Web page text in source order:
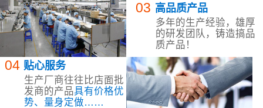
03 高品质产品
多年的生产经验，雄厚
的研发团队，铸造搞品
质产品！
04 贴心服务
生产厂商往往比店面批
发商的产品具有价格优
势、量身定做……